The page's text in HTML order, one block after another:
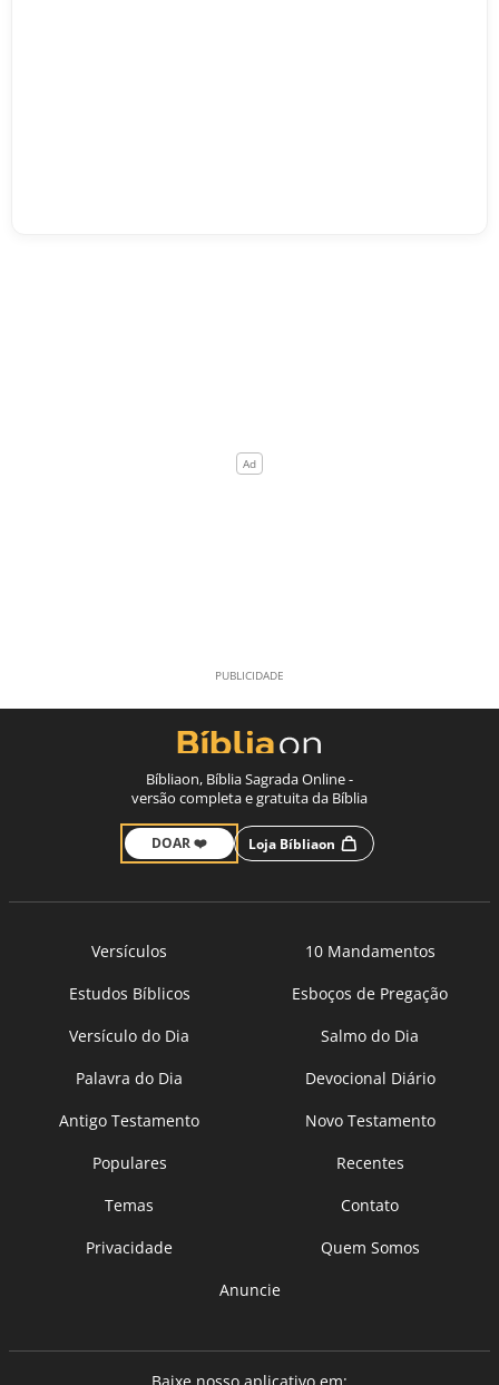
Bíbliaon, Bíblia Sagrada Online -
versão completa e gratuita da Bíblia
DOAR ❤️ Loja Bíbliaon
Versículos
10 Mandamentos
Estudos Bíblicos
Esboços de Pregação
Versículo do Dia
Salmo do Dia
Palavra do Dia
Devocional Diário
Antigo Testamento
Novo Testamento
Populares
Recentes
Temas
Contato
Privacidade
Quem Somos
Anuncie